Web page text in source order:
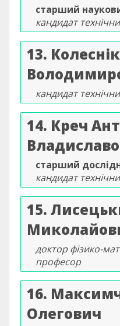
старший
кандидат
13.
кандидат
14. Креч
старший
кандидат
15.
доктор фізико-
професор
16.
Олегович